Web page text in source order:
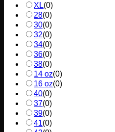
XL(0)
28(0)
30(0)
32(0)
34(0)
36(0)
38(0)
14 oz(0)
16 oz(0)
40(0)
37(0)
39(0)
41(0)